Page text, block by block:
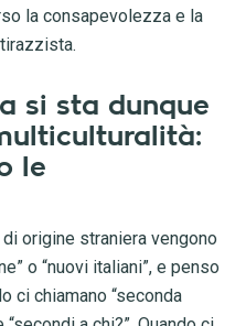
la consapevolezza e la
si sta dunque
le
origine straniera vengono
o “nuovi italiani”, e penso
ci chiamano “seconda